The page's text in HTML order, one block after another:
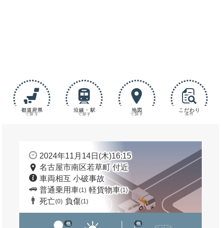
都道府県
で探す
沿線・駅
で探す
地図
で探す
こだわり
条件
2024年11月14日(木)16:15
名古屋市南区若草町 付近
車両相互 小破事故
普通乗用車(1) 軽貨物車(1)
死亡(0) 負傷(1)
他 他